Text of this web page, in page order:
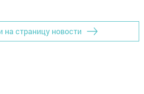
на страницу новости